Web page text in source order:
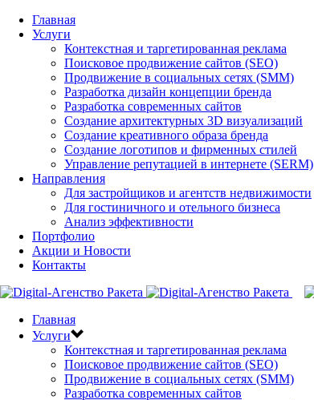
Главная
Услуги
Контекстная и таргетированная реклама
Поисковое продвижение сайтов (SEO)
Продвижение в социальных сетях (SMM)
Разработка дизайн концепции бренда
Разработка современных сайтов
Создание архитектурных 3D визуализаций
Создание креативного образа бренда
Создание логотипов и фирменных стилей
Управление репутацией в интернете (SERM)
Направления
Для застройщиков и агентств недвижимости
Для гостиничного и отельного бизнеса
Анализ эффективности
Портфолио
Акции и Новости
Контакты
Главная
Услуги
Контекстная и таргетированная реклама
Поисковое продвижение сайтов (SEO)
Продвижение в социальных сетях (SMM)
Разработка современных сайтов